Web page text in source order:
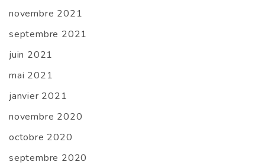
novembre 2021
septembre 2021
juin 2021
mai 2021
janvier 2021
novembre 2020
octobre 2020
septembre 2020